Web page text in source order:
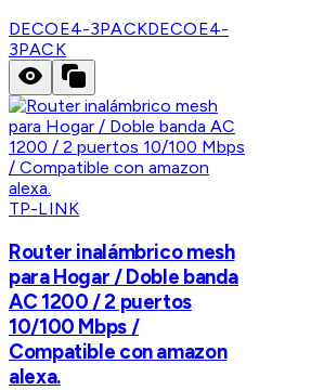
DECOE4-3PACKDECOE4-
3PACK
TP-LINK
Router inalámbrico mesh
para Hogar / Doble banda
AC 1200 / 2 puertos
10/100 Mbps /
Compatible con amazon
alexa.